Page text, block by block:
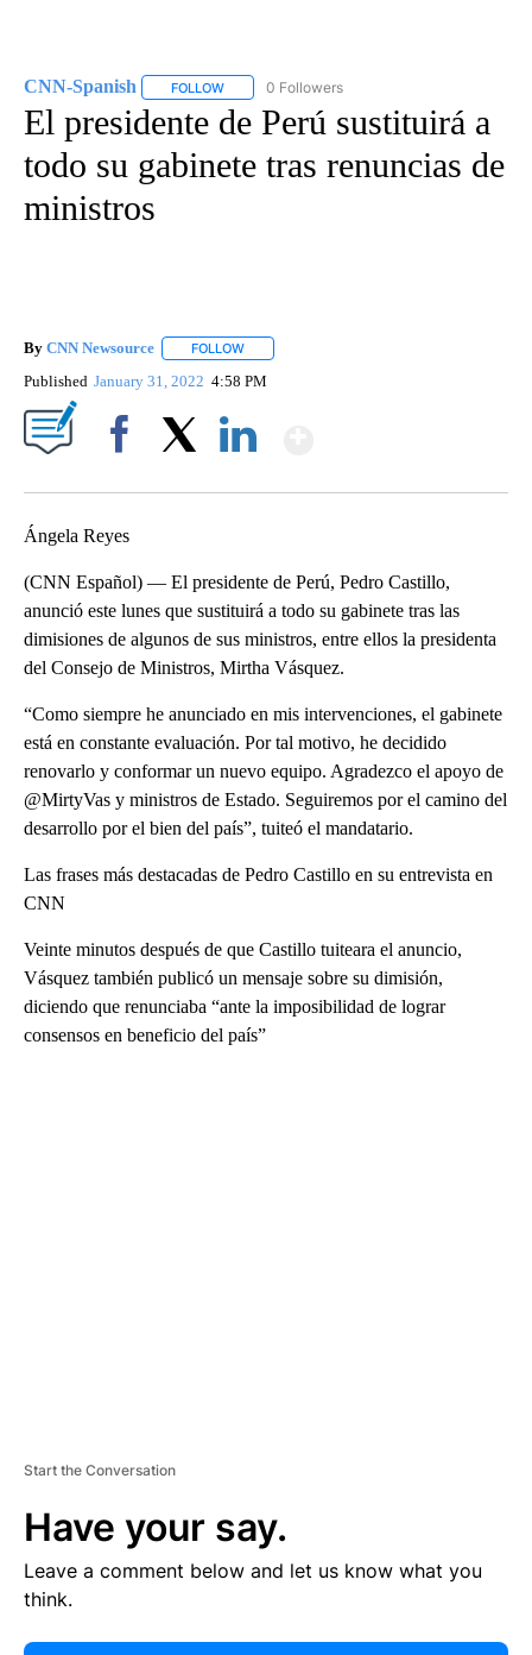
CNN-Spanish FOLLOW FOLLOW "CNN-SPANISH" TO RECEIVE
0 Followers
El presidente de Perú sustituirá a
todo su gabinete tras renuncias de
ministros
By CNN Newsource FOLLOW
Published January 31, 2022 4:58 PM
Ángela Reyes
(CNN Español) — El presidente de Perú, Pedro Castillo,
anunció este lunes que sustituirá a todo su gabinete tras las
dimisiones de algunos de sus ministros, entre ellos la presidenta
del Consejo de Ministros, Mirtha Vásquez.
“Como siempre he anunciado en mis intervenciones, el gabinete
está en constante evaluación. Por tal motivo, he decidido
renovarlo y conformar un nuevo equipo. Agradezco el apoyo de
@MirtyVas y ministros de Estado. Seguiremos por el camino del
desarrollo por el bien del país”, tuiteó el mandatario.
Las frases más destacadas de Pedro Castillo en su entrevista en
CNN
Veinte minutos después de que Castillo tuiteara el anuncio,
Vásquez también publicó un mensaje sobre su dimisión,
diciendo que renunciaba “ante la imposibilidad de lograr
consensos en beneficio del país”
Start the Conversation
Have your say.
Leave a comment below and let us know what you
think.